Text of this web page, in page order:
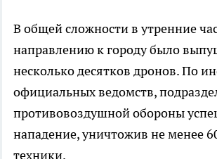
В общей сложности в утренние
направлению к городу было
несколько десятков дронов. По
официальных ведомств,
противовоздушной обороны
нападение, уничтожив не менее
техники.